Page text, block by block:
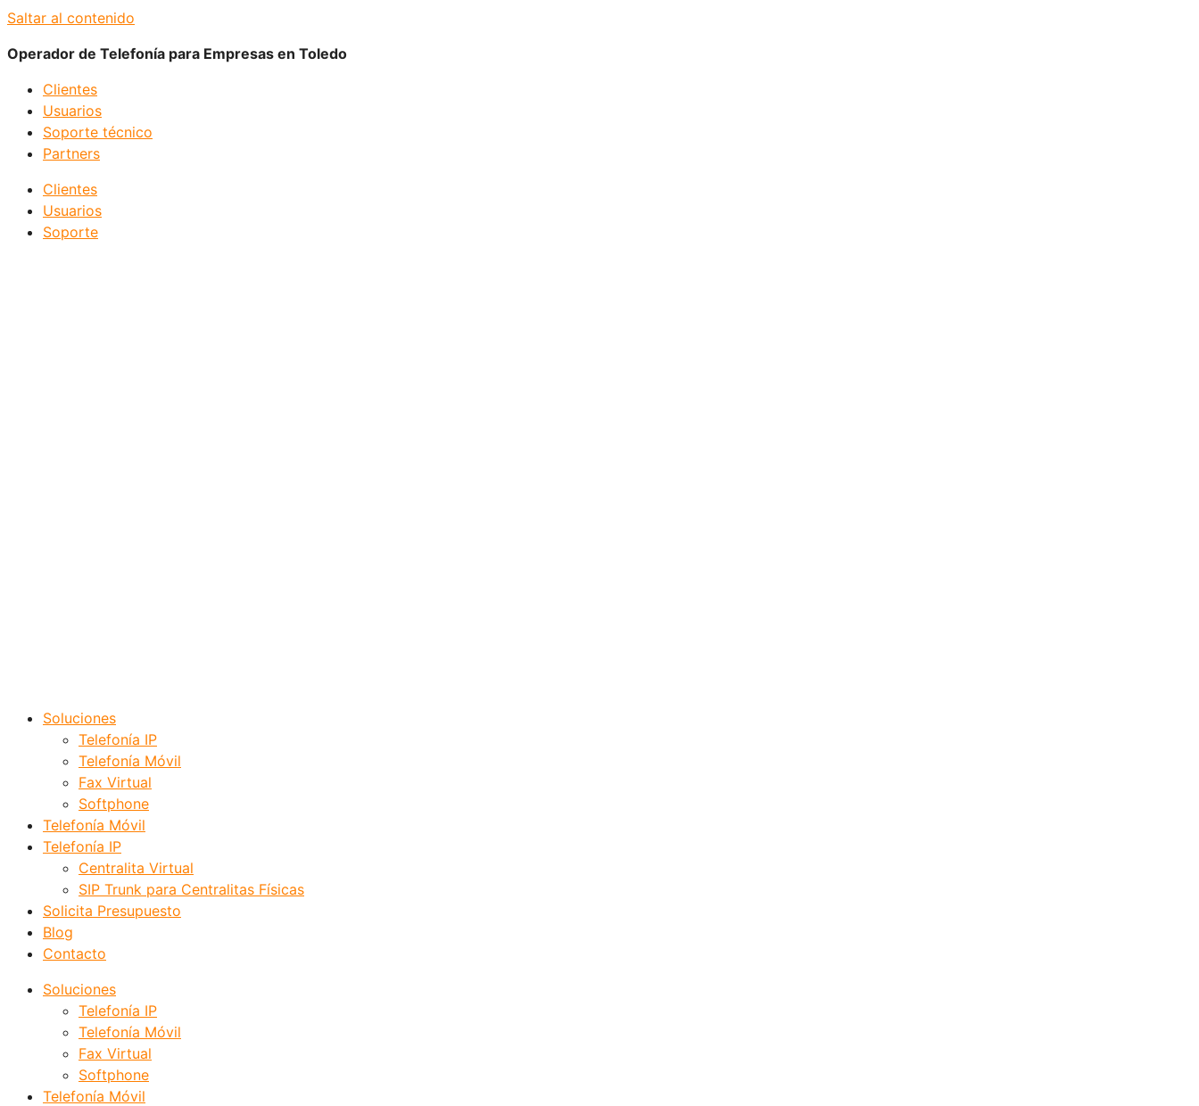
Saltar al contenido
Operador de Telefonía para Empresas en Toledo
Clientes
Usuarios
Soporte técnico
Partners
Clientes
Usuarios
Soporte
Soluciones
Telefonía IP
Telefonía Móvil
Fax Virtual
Softphone
Telefonía Móvil
Telefonía IP
Centralita Virtual
SIP Trunk para Centralitas Físicas
Solicita Presupuesto
Blog
Contacto
Soluciones
Telefonía IP
Telefonía Móvil
Fax Virtual
Softphone
Telefonía Móvil